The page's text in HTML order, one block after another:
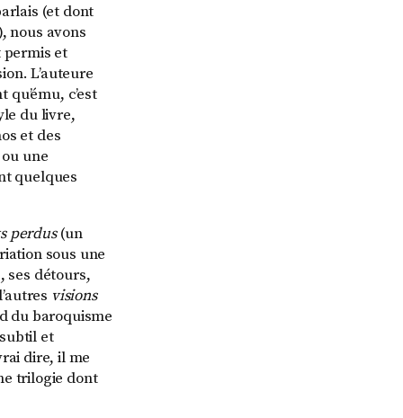
(et dont
nous avons
permis et
L’auteure
c’est
du livre,
et des
une
quelques
perdus(un
sous une
ses détours,
visions
du baroquisme
et
dire, il me
trilogie dont